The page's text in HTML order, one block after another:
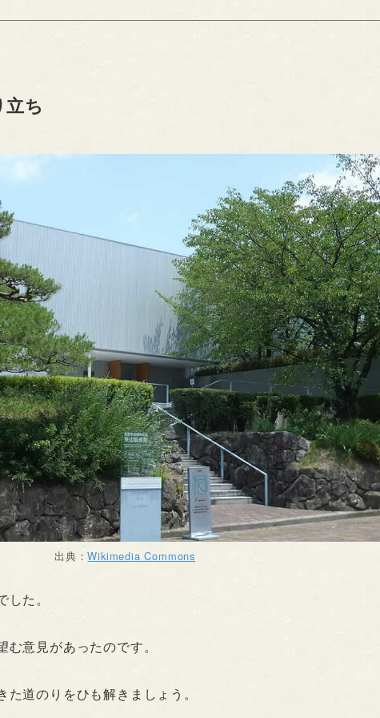
ち
出典：Wikimedia Commons
た。
意見があったのです。
道のりをひも解きましょう。